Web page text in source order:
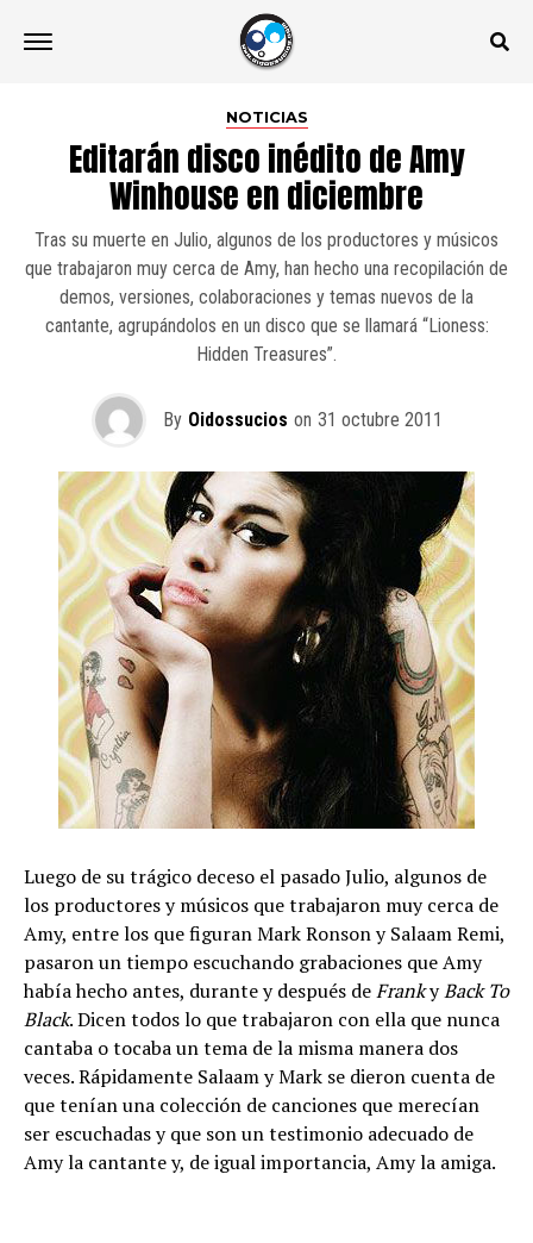
NOTICIAS
Editarán disco inédito de Amy
Winhouse en diciembre
Tras su muerte en Julio, algunos de los productores y músicos
que trabajaron muy cerca de Amy, han hecho una recopilación de
demos, versiones, colaboraciones y temas nuevos de la
cantante, agrupándolos en un disco que se llamará “Lioness:
Hidden Treasures”.
By Oidossucios on 31 octubre 2011
Luego de su trágico deceso el pasado Julio, algunos de
los productores y músicos que trabajaron muy cerca de
Amy, entre los que figuran Mark Ronson y Salaam Remi,
pasaron un tiempo escuchando grabaciones que Amy
había hecho antes, durante y después deFrankyBack To
Black. Dicen todos lo que trabajaron con ella que nunca
cantaba o tocaba un tema de la misma manera dos
veces. Rápidamente Salaam y Mark se dieron cuenta de
que tenían una colección de canciones que merecían
ser escuchadas y que son un testimonio adecuado de
Amy la cantante y, de igual importancia, Amy la amiga.